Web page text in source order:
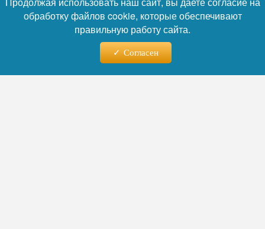
обработку файлов cookie, которые обеспечивают
правильную работу сайта.
Согласен